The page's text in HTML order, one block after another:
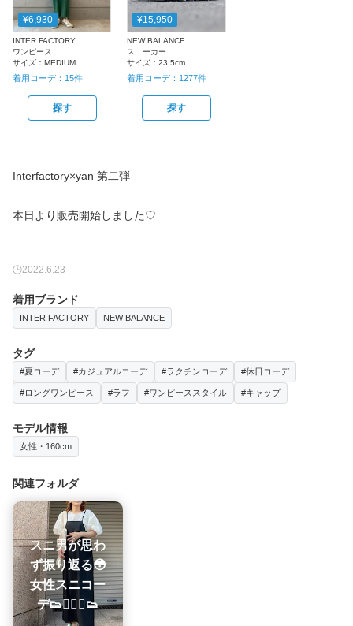
¥6,930
INTER FACTORY
ワンピース
サイズ： MEDIUM
着用コーデ： 15件
探す
¥15,950
NEW BALANCE
スニーカー
サイズ：23.5cm
着用コーデ： 1277件
探す
Interfactory×yan 第二弾
本日より販売開始しました♡
2022.6.23
着用ブランド
INTER FACTORY NEW BALANCE
タグ
#夏コーデ #カジュアルコーデ #ラクチンコーデ #休日コーデ
#ロングワンピース #ラフ #ワンピーススタイル #キャップ
モデル情報
女性・160cm
関連フォルダ
スニ男が思わ
ず振り返る😳
女性スニコー
デ👟👱🏻‍♀️👟